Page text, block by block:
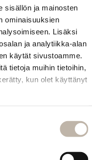
sisällön ja mainosten
ominaisuuksien
Lisäksi
ja analytiikka-alan
käytät sivustoamme.
tietoja muihin tietoihin,
kun olet käyttänyt
Tämä kukka-
asuste on
ihanteellinen
valinta, jos
haluat lisätä
asuusi ja päiviisi
raikkautta ja
luonnollisella